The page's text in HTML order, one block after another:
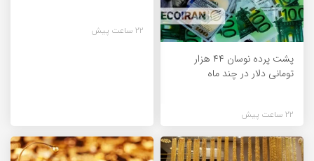
پشت پرده نوسان ۴۴ هزار
تومانی دلار در چند ماه
22 ساعت پیش
22 ساعت پیش